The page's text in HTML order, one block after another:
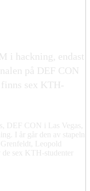
i hackning, endast
på DEF CON
sex KTH-
DEF CON i Las Vegas,
I år går den av stapeln
Leopold
sex KTH-studenter